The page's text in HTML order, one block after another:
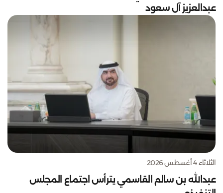
عبدالعزيز آل سعود
الثلاثاء 4 أغسطس 2026
عبدالله بن سالم القاسمي يترأس اجتماع المجلس